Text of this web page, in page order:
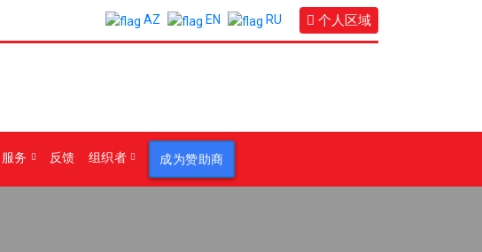
AZ EN RU 个人区域
服务 反馈 组织者 成为赞助商